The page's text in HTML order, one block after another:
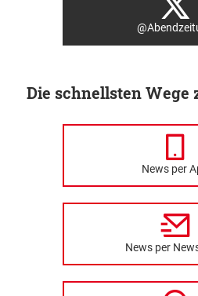
Die schnellsten Wege
News per
News per